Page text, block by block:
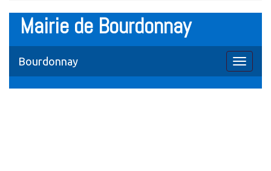
Mairie de Bourdonnay
Toggle
Bourdonnay